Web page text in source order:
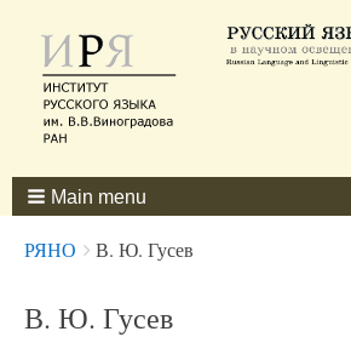
Main menu
Breadcrumbs
You
here:
РЯНО В. Ю. Гусев
В. Ю. Гусев